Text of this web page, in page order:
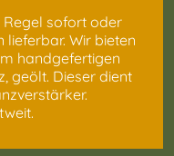
sofort oder
lieferbar. Wir bieten
handgefertigen
geölt. Dieser dient